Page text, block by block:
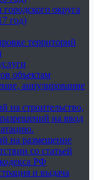
округа
год)
территорий
объектам
аннулирование
на строительство,
на ввод
на размещение
со статьей
РФ
и выдача